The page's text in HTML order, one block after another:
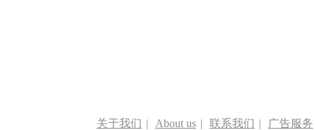
关于我们 | About us | 联系我们 | 广告服务